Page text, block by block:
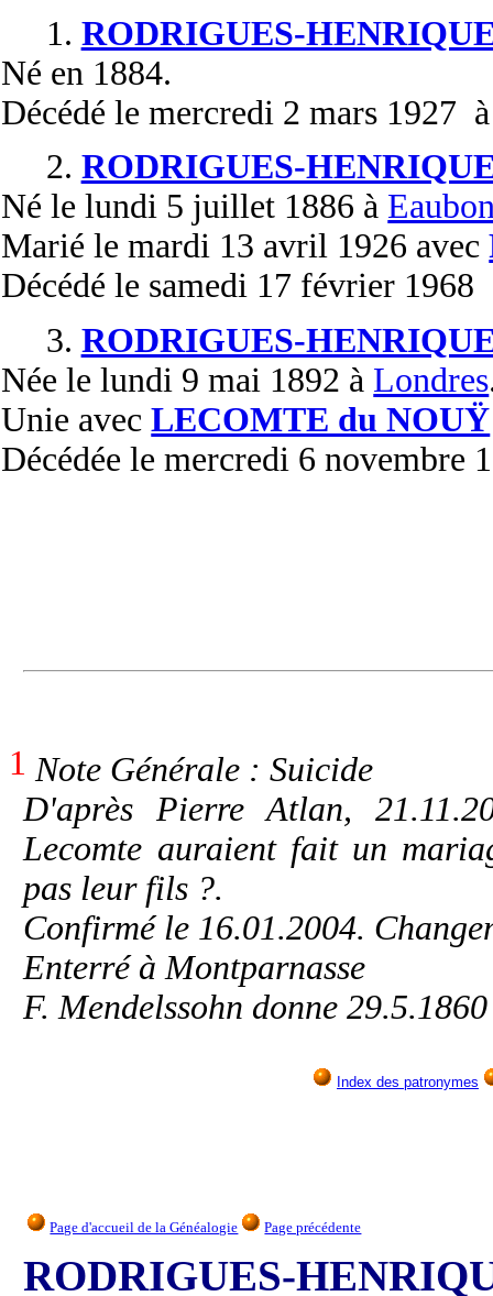
1. RODRIGUES-
Né en 1884.
Décédé le mercredi 2 mars 1927
2. RODRIGUES-
Né le lundi 5 juillet 1886 à
Marié le mardi 13 avril 1926 avec
Décédé le samedi 17 février 1968
3. RODRIGUES-
Née le lundi 9 mai 1892 à Londres
Unie avecLECOMTE du NOUŸ
Décédée le mercredi 6 novembre
1 Note Générale : Suicide
D'après Pierre Atlan,
Lecomte auraient fait un
pas leur fils ?.
Confirmé le 16.01.2004.
Enterré à Montparnasse
F. Mendelssohn donne
Index des patronymes
Page d'accueil de la Généalogie Page précédente
RODRIGUES-